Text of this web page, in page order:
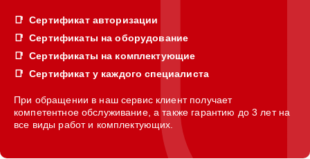
Сертификат авторизации
Сертификаты на оборудование
Сертификаты на комплектующие
Сертификат у каждого специалиста
При обращении в наш сервис клиент получает
компетентное обслуживание, а также гарантию до 3 лет на
все виды работ и комплектующих.